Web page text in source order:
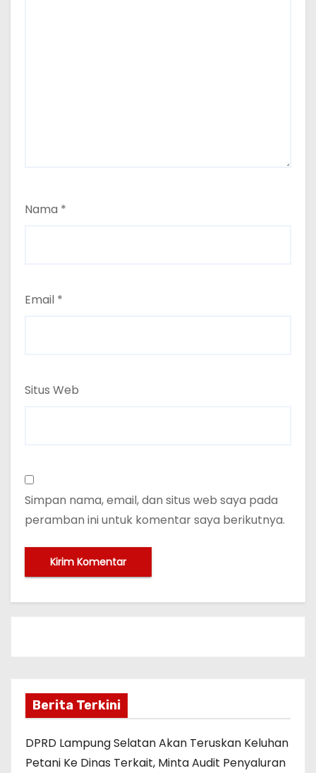
Nama *
Email *
Situs Web
Simpan nama, email, dan situs web saya pada
peramban ini untuk komentar saya berikutnya.
Berita Terkini
DPRD Lampung Selatan Akan Teruskan Keluhan
Petani Ke Dinas Terkait, Minta Audit Penyaluran